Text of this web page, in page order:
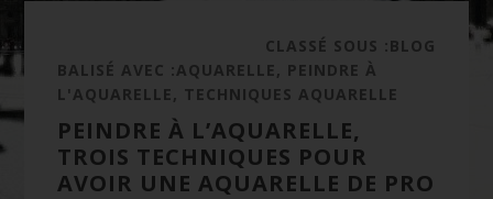
CLASSÉ SOUS :BLOG
BALISÉ AVEC :AQUARELLE, PEINDRE À
L'AQUARELLE, TECHNIQUES AQUARELLE
PEINDRE À L’AQUARELLE,
TROIS TECHNIQUES POUR
AVOIR UNE AQUARELLE DE PRO